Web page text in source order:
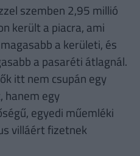
szemben 2,95 millió
került a piacra, ami
a kerületi, és
a pasaréti átlagnál.
itt nem csupán egy
egy
egyedi műemléki
villáért fizetnek